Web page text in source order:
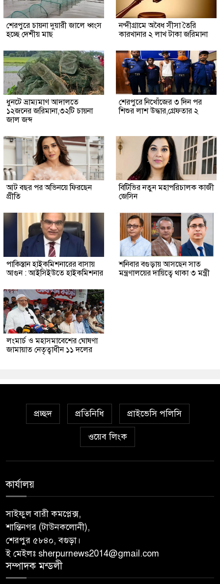
শেরপুরে চায়না দুয়ারী জালে ধ্বংস
হচ্ছে দেশীয় মাছ
নন্দীগ্রামে অবৈধ সীসা তৈরি
কারখানার ২ লাখ টাকা জরিমানা
ধুনটে ভ্রাম্যমাণ আদালতে
১২জনের জরিমানা,৩২টি চায়না
জাল জব্দ
শেরপুরে নিখোঁজের ৩ দিন পর
শিশুর লাশ উদ্ধার,গ্রেফতার ২
আট বছর পর অভিনয়ে ফিরছেন
প্রীতি
বিটিভির নতুন মহাপরিচালক কাজী
জেসিন
পাকিস্তান হাইকমিশনারের বাসায়
আগুন : আইসিইউতে হাইকমিশনার
শনিবার বগুড়ায় আসছেন সাত
মন্ত্রণালয়ের দায়িত্বে থাকা ৩ মন্ত্রী
লংমার্চ ও মহাসমাবেশের ঘোষণা
জামায়াত নেতৃত্বাধীন ১১ দলের
প্রচ্ছদ প্রতিনিধি প্রাইভেসি পলিসি
ওয়েব লিংক
কার্যালয়
সাইফুল বারী কমপ্লেক্স,
শান্তিনগর (টাউনকলোনী),
শেরপুর ৫৮৪০, বগুড়া।
ই মেইলঃ sherpurnews2014@gmail.com
সম্পাদক মন্ডলী